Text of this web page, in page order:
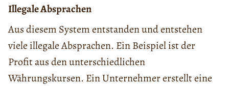
Illegale Absprachen
Aus diesem System entstanden und entstehen
viele illegale Absprachen. Ein Beispiel ist der
Profit aus den unterschiedlichen
Währungskursen. Ein Unternehmer erstellt eine